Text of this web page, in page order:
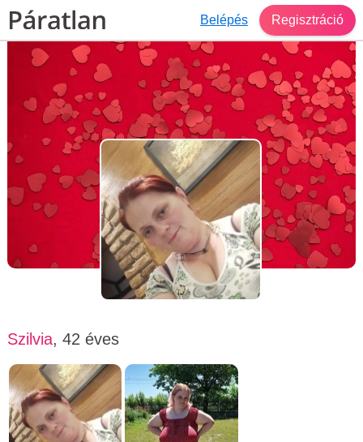
Belépés Regisztráció
Társkereső Szabadka
Szilvia, 42 éves, nő
Szilvia, 42 éves